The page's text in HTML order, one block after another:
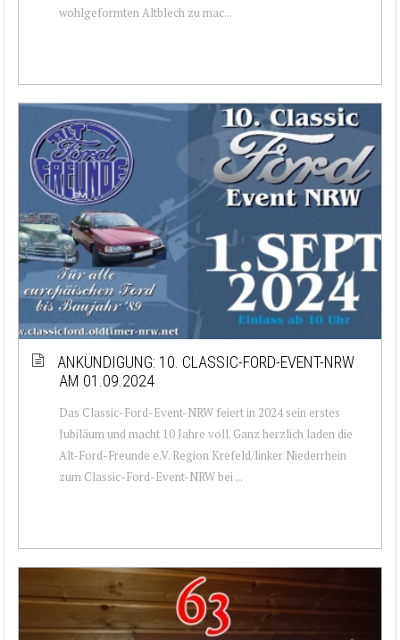
wohlgeformten Altblech zu mac...
ANKÜNDIGUNG: 10. CLASSIC-FORD-EVENT-NRW
AM 01.09.2024
Das Classic-Ford-Event-NRW feiert in 2024 sein erstes
Jubiläum und macht 10 Jahre voll. Ganz herzlich laden die
Alt-Ford-Freunde e.V. Region Krefeld/linker Niederrhein
zum Classic-Ford-Event-NRW bei ...